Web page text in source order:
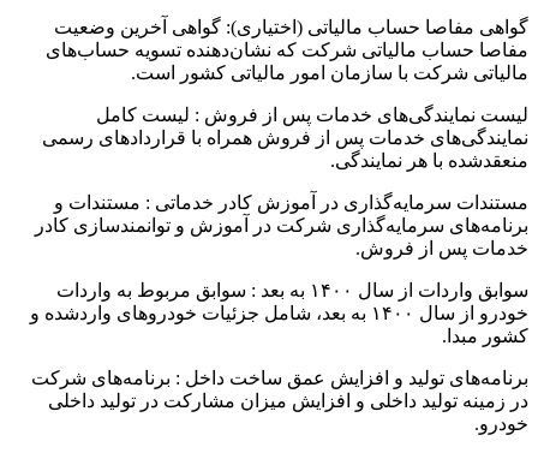
گواهی مفاصا حساب مالیاتی (اختیاری): گواهی آخرین وضعیت
مفاصا حساب مالیاتی شرکت که نشان‌دهنده تسویه حساب‌های
مالیاتی شرکت با سازمان امور مالیاتی کشور است.
لیست نمایندگی‌های خدمات پس از فروش : لیست کامل
نمایندگی‌های خدمات پس از فروش همراه با قراردادهای رسمی
منعقدشده با هر نمایندگی.
مستندات سرمایه‌گذاری در آموزش کادر خدماتی : مستندات و
برنامه‌های سرمایه‌گذاری شرکت در آموزش و توانمندسازی کادر
خدمات پس از فروش.
سوابق واردات از سال ۱۴۰۰ به بعد : سوابق مربوط به واردات
خودرو از سال ۱۴۰۰ به بعد، شامل جزئیات خودروهای واردشده و
کشور مبدا.
برنامه‌های تولید و افزایش عمق ساخت داخل : برنامه‌های شرکت
در زمینه تولید داخلی و افزایش میزان مشارکت در تولید داخلی
خودرو.